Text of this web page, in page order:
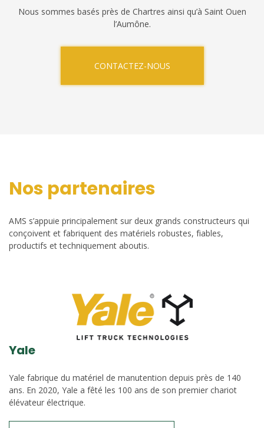
Nous sommes basés près de Chartres ainsi qu’à Saint Ouen
l’Aumône.
CONTACTEZ-NOUS
Nos partenaires
AMS s’appuie principalement sur deux grands constructeurs qui
conçoivent et fabriquent des matériels robustes, fiables,
productifs et techniquement aboutis.
Yale
Yale fabrique du matériel de manutention depuis près de 140
ans. En 2020, Yale a fêté les 100 ans de son premier chariot
élévateur électrique.